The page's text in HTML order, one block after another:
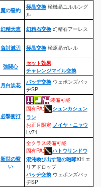
魔の誓約 極晶交換極機晶ユルルング
ル
幻精天恵 幻精石交換幻精石アーレス
負討滅刃 極晶交換極原晶ガレル
強闘心
セット効果
チャレンジマイル交換
月白淡花 バッヂ交換ウェポンズバッ
ヂSP
必撃衝打
装備可能
固有PA:
シュンカシュン
ラン
お正月限定 ノイヤ・ニャウ
Lv71-
新世の誓
い
全クラス装備可能
固有PA:
ハトウリンドウ
混沌喚び出す龍の咆哮XH エ
リアドロップ
バッヂ交換ウェポンズバッ
ヂSP